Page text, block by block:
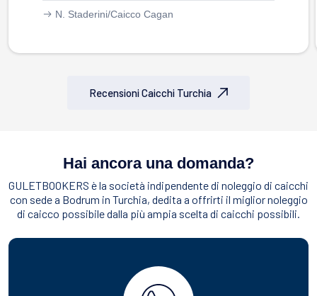
N. Staderini/Caicco Cagan
Recensioni Caicchi Turchia
Hai ancora una domanda?
GULETBOOKERS è la società indipendente di noleggio di caicchi
con sede a Bodrum in Turchia, dedita a offrirti il miglior noleggio
di caicco possibile dalla più ampia scelta di caicchi possibili.